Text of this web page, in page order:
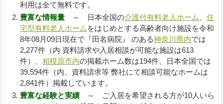
利用は全て無料です。
豊富な情報量～ 日本全国の介護付有料老人ホーム
住
宅型有料老人ホーム をはじめとする高齢者向け施設を令和
8年08月09日現在で『田名病院』 のある神奈川県内では
2,277件（内 資料請求や入居相談が可能な施設は613
件）、 相模原市内の掲載ホーム数は194件、日本全国では
39,594件（内、資料請求等 弊社にて相談可能なホームは
2,841件）掲載しています。
豊富な経験と実績～ ご入居を希望される方が10人いら